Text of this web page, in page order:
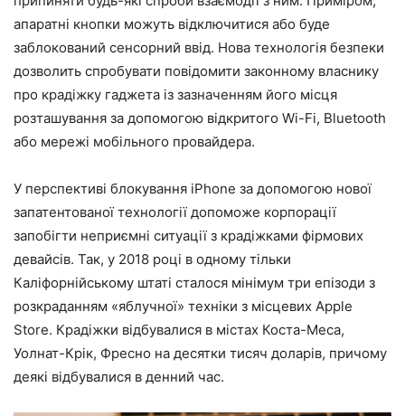
апаратні кнопки можуть відключитися або буде
заблокований сенсорний ввід. Нова технологія безпеки
дозволить спробувати повідомити законному власнику
про крадіжку гаджета із зазначенням його місця
розташування за допомогою відкритого Wi-Fi, Bluetooth
або мережі мобільного провайдера.
У перспективі блокування iPhone за допомогою нової
запатентованої технології допоможе корпорації
запобігти неприємні ситуації з крадіжками фірмових
девайсів. Так, у 2018 році в одному тільки
Каліфорнійському штаті сталося мінімум три епізоди з
розкраданням «яблучної» техніки з місцевих Apple
Store. Крадіжки відбувалися в містах Коста-Меса,
Уолнат-Крік, Фресно на десятки тисяч доларів, причому
деякі відбувалися в денний час.